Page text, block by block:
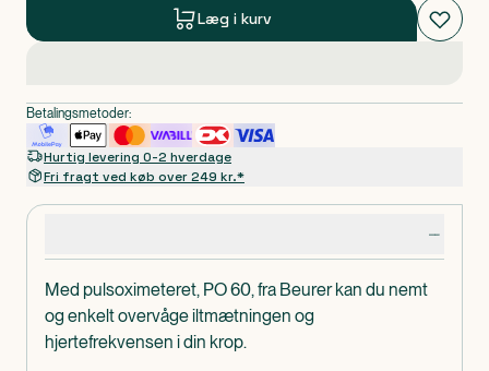
Med pulsoximeteret, PO 60, fra Beurer kan du nemt
og enkelt overvåge iltmætningen og
hjertefrekvensen i din krop.
Læg i kurv
Betalingsmetoder:
Hurtig levering 0-2 hverdage
Fri fragt ved køb over 249 kr.*